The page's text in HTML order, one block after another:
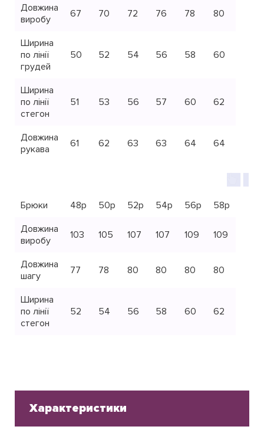
Довжина
виробу
67 70 72 76 78 80
Ширина
по лінії
грудей
50 52 54 56 58 60
Ширина
по лінії
стегон
51 53 56 57 60 62
Довжина
рукава
61 62 63 63 64 64
Брюки 48р 50р 52р 54р 56р
58р
Довжина
виробу
103 105 107 107 109 109
Довжина
шагу
77 78 80 80 80 80
Ширина
по лінії
стегон
52 54 56 58 60 62
Характеристики